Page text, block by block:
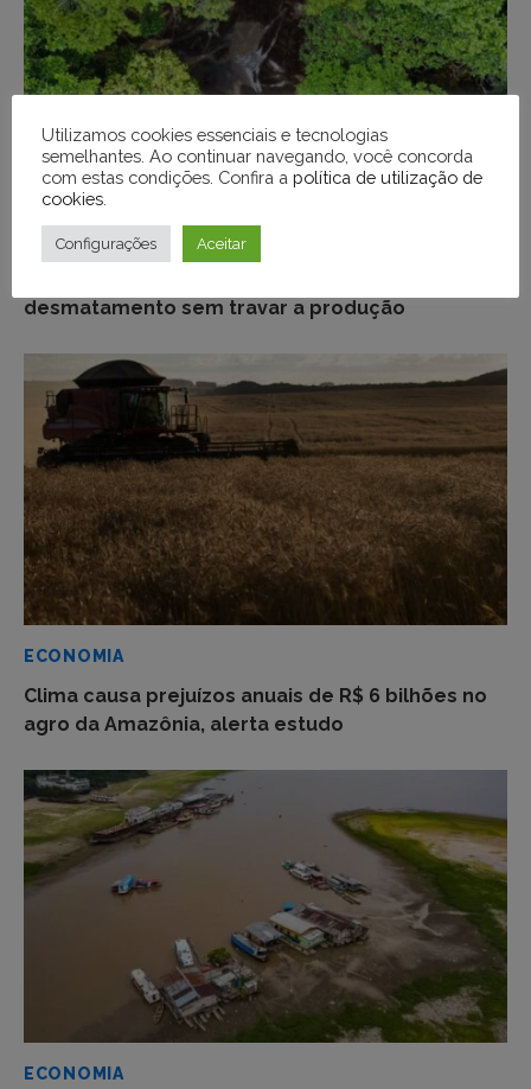
ECONOMIA
desmatamento sem travar a produção
ECONOMIA
Clima causa prejuízos anuais de R$ 6 bilhões no
agro da Amazônia, alerta estudo
ECONOMIA
Utilizamos cookies essenciais e tecnologias
semelhantes. Ao continuar navegando, você concorda
com estas condições. Confira a política de utilização de
cookies
Configurações Aceitar